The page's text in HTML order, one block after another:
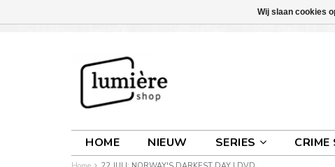
HOME NIEUW SERIES CRIME
Wij slaan cookies